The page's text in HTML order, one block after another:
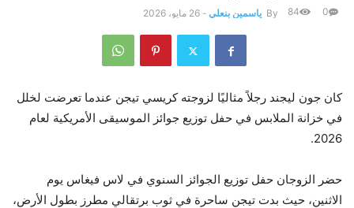
By ياسمين بنعلي - 26 مايو، 2026 0
84
كان جون ليجند رجلاً مثاليًا لزوجته كريسي تيجن عندما تعرضت لخلل
في خزانة الملابس في حفل توزيع جوائز الموسيقى الأمريكية لعام
2026.
حضر الزوجان حفل توزيع الجوائز السنوي في لاس فيغاس يوم
الاثنين، حيث بدت تيجن ساحرة في ثوب برتقالي مطرز بطول الأرض،